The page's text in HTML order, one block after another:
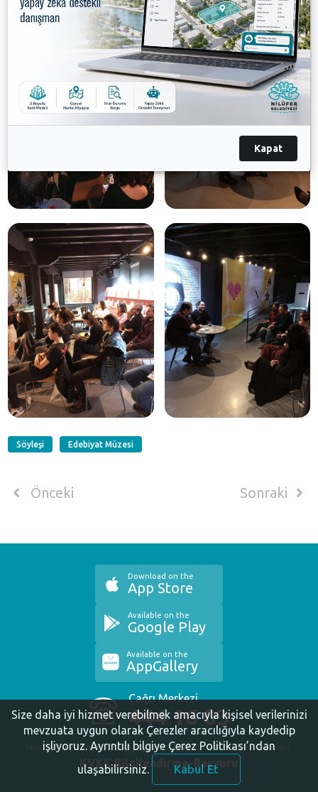
Söyleşi Edebiyat Müzesi
Önceki Sonraki
Çağrı Merkezi
444 16 03
Nilüfer Belediyesi. Copyright ©2020 Tüm Hakları Saklıdır.
KVKK Bilgilendirme-Başvuru
Download on the
App Store
Available on the
Google Play
Available on the
AppGallery
Kapat
Size daha iyi hizmet verebilmek amacıyla kişisel verilerinizi
mevzuata uygun olarak Çerezler aracılığıyla kaydedip
işliyoruz. Ayrıntılı bilgiye Çerez Politikası’ndan
ulaşabilirsiniz.
Kabul Et